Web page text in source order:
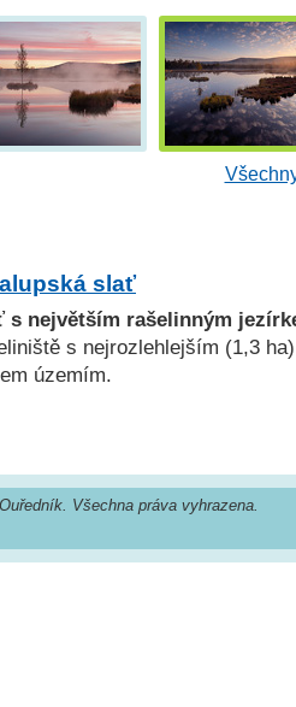
slať
s největším rašelinným
s nejrozlehlejším (1,3
územím.
Všechna práva vyhrazena.